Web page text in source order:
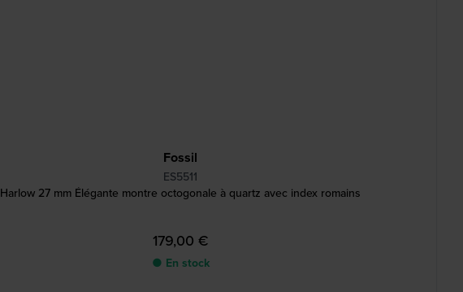
Fossil
ES5511
Harlow 27 mm Élégante montre octogonale à quartz avec index romains
179,00 €
● En stock